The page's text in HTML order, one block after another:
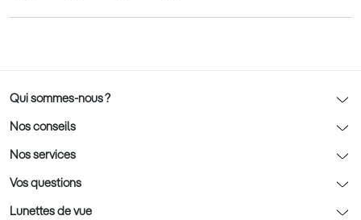
Qui sommes-nous ?
Notre charte déontologique
AFNOR Certification
Rendez-vous prévision
Nos conseils
Nos conseils lunettes
Nos conseils lentilles
Nos conseils enfants
Nos services
Optic 2000 à domicile
Le contrôle de la vue chez votre opticien
Vos questions
Lunettes de vue